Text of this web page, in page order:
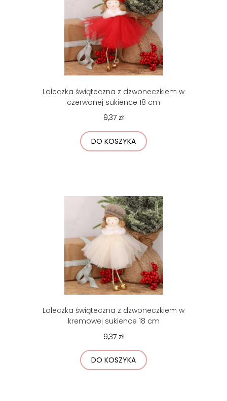
Laleczka świąteczna z dzwoneczkiem w
czerwonej sukience 18 cm
9,37 zł
DO KOSZYKA
Laleczka świąteczna z dzwoneczkiem w
kremowej sukience 18 cm
9,37 zł
DO KOSZYKA